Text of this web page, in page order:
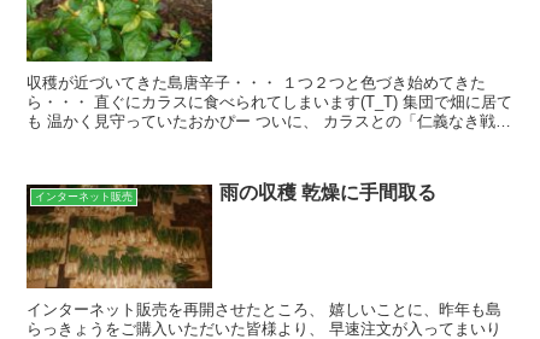
収穫が近づいてきた島唐辛子・・・ １つ２つと色づき始めてきた
ら・・・ 直ぐにカラスに食べられてしまいます(T_T) 集団で畑に居て
も 温かく見守っていたおかぴー ついに、 カラスとの「仁義なき戦
インターネット販売 雨の収穫 乾燥に手間取る
インターネット販売を再開させたところ、 嬉しいことに、昨年も島
らっきょうをご購入いただいた皆様より、 早速注文が入ってまいり